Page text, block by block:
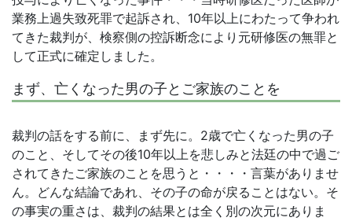
業務上過失致死罪で起訴され、10年以上にわたって争われ
てきた裁判が、検察側の控訴断念により元研修医の無罪と
して正式に確定しました。
まず、亡くなった男の子とご家族のことを
裁判の話をする前に、まず先に。2歳で亡くなった男の子
のこと、そしてその後10年以上を悲しみと法廷の中で過ご
されてきたご家族のことを思うと・・・・言葉がありませ
ん。どんな結論であれ、その子の命が戻ることはない。そ
の事実の重さは、裁判の結果とは全く別の次元にありま